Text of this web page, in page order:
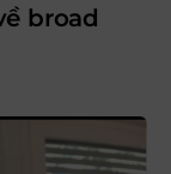
broad